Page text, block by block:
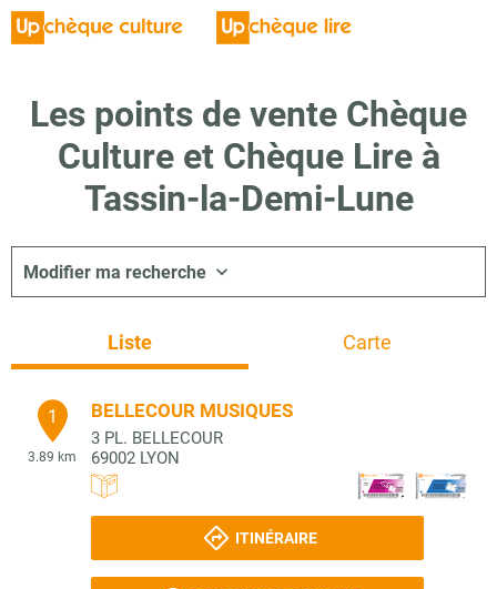
Les points de vente Chèque
Culture et Chèque Lire à
Tassin-la-Demi-Lune
Modifier ma recherche
Liste Carte
1
3.89 km
BELLECOUR MUSIQUES
3 PL. BELLECOUR
69002 LYON
ITINÉRAIRE